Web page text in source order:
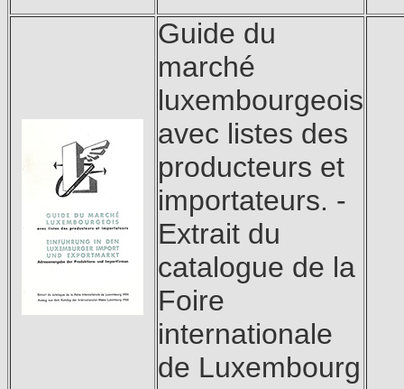
Guide du
marché
luxembourgeois
avec listes des
producteurs et
importateurs. -
Extrait du
catalogue de la
Foire
internationale
de Luxembourg